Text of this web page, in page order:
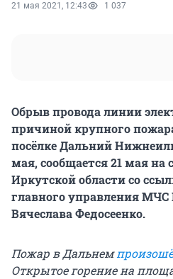
21 мая 2021, 12:43 1 037
Обрыв провода линии
причиной крупного
посёлке Дальний
мая, сообщается 21 мая на
Иркутской области со
главного управления МЧС
Вячеслава Федосеенко.
Пожар в Дальнем
Открытое горение на